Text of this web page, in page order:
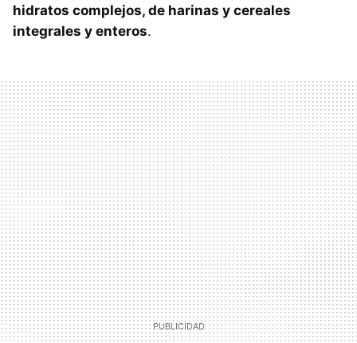
hidratos complejos, de harinas y cereales
integrales y enteros.